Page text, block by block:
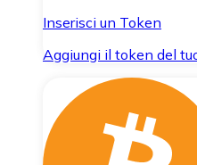
Inserisci un Token
Aggiungi il token del